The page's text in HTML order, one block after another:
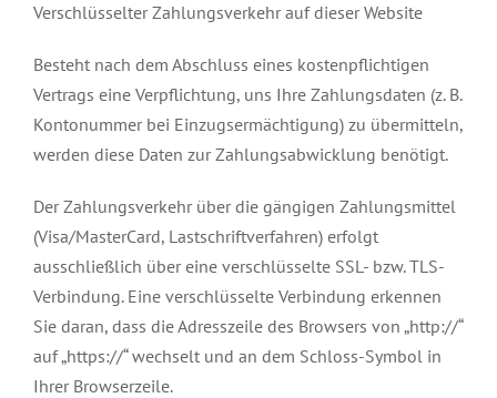
Verschlüsselter Zahlungsverkehr auf dieser Website
Besteht nach dem Abschluss eines kostenpflichtigen
Vertrags eine Verpflichtung, uns Ihre Zahlungsdaten (z. B.
Kontonummer bei Einzugsermächtigung) zu übermitteln,
werden diese Daten zur Zahlungsabwicklung benötigt.
Der Zahlungsverkehr über die gängigen Zahlungsmittel
(Visa/MasterCard, Lastschriftverfahren) erfolgt
ausschließlich über eine verschlüsselte SSL- bzw. TLS-
Verbindung. Eine verschlüsselte Verbindung erkennen
Sie daran, dass die Adresszeile des Browsers von „http://“
auf „https://“ wechselt und an dem Schloss-Symbol in
Ihrer Browserzeile.